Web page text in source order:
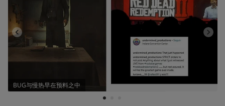
BUG与慢热早在预料之中
1